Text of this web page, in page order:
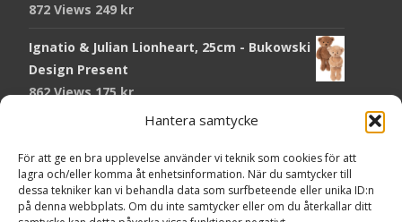
Hantera samtycke
För att ge en bra upplevelse använder vi teknik som cookies för att
lagra och/eller komma åt enhetsinformation. När du samtycker till
dessa tekniker kan vi behandla data som surfbeteende eller unika ID:n
på denna webbplats. Om du inte samtycker eller om du återkallar ditt
872 Views 249 kr
Ignatio & Julian Lionheart, 25cm - Bukowski
Design Present
862 Views175kr
Chokladmynt Påskmotiv Present
819 Views25kr
Kort Påskhare, 8,5x11,5 cm Present
763 Views20kr
Powered by WordPress , Themei-craftby TemplatesNext.